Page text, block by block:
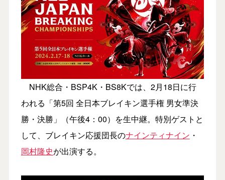
NHK総合・BSP4K・BS8Kでは、2月18日に行
われる「第5回 全日本ブレイキン選手権 男女準決
勝・決勝」（午後4：00）を生中継。特別ゲストと
して、ブレイキン応援団長のナインティナイン ・
岡村隆史が出演する。